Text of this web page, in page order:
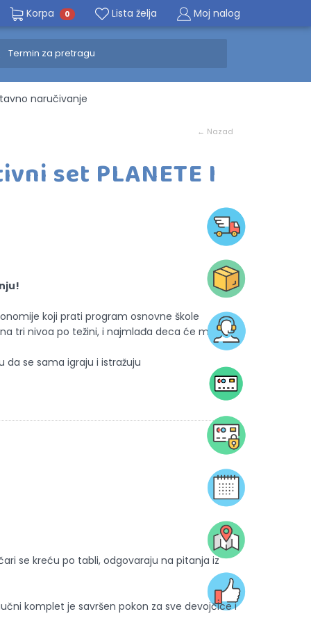
Korpa 0 Lista želja Moj nalog
naručivanje
← Nazad
set PLANETE I
koji prati program osnovne škole
tri nivoa po težini, i najmlađa deca će moći da
se sama igraju i istražuju
se kreću po tabli, odgovaraju na pitanja iz
komplet je savršen pokon za sve devojčice i